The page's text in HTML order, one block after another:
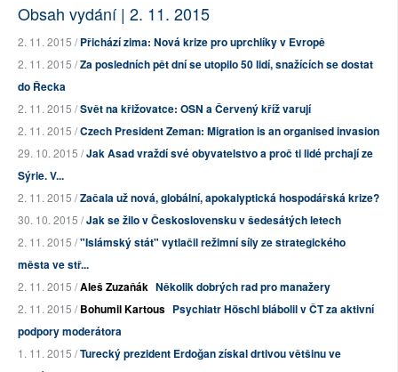
Obsah vydání | 2. 11. 2015
2. 11. 2015 /Přichází zima: Nová krize pro uprchlíky v Evropě
2. 11. 2015 /Za posledních pět dní se utopilo 50 lidí, snažících se dostat
do Řecka
2. 11. 2015 /Svět na křižovatce: OSN a Červený kříž varují
2. 11. 2015 /Czech President Zeman: Migration is an organised invasion
29. 10. 2015 /Jak Asad vraždí své obyvatelstvo a proč ti lidé prchají ze
Sýrie. V...
2. 11. 2015 /Začala už nová, globální, apokalyptická hospodářská krize?
30. 10. 2015 /Jak se žilo v Československu v šedesátých letech
2. 11. 2015 /"Islámský stát" vytlačil režimní síly ze strategického
města ve stř...
2. 11. 2015 /Aleš Zuzaňák Několik dobrých rad pro manažery
2. 11. 2015 /Bohumil Kartous Psychiatr Höschl blábolil v ČT za aktivní
podpory moderátora
1. 11. 2015 /Turecký prezident Erdoğan získal drtivou většinu ve